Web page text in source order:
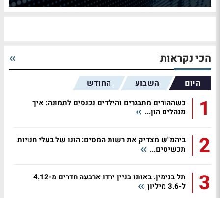
הכי נקראות
היום השבוע החודש
1
כשההורים מתבגרים והילדים נכנסים לתמונה: איך
מנהלים הון...
2
ביהמ"ש מצדיק את רשות המסים: הונו של בעלי חנויות
תכשיטים...
3
תל בנימין: באותו בניין ירדו ארבעה חדרים מ-4.12
ל-3.6 מיליון